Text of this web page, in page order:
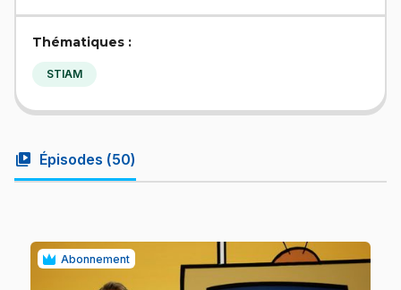
Thématiques :
STIAM
video_library Épisodes (50)
Abonnement